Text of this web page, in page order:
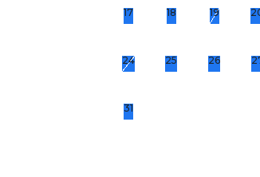
17 18 19
24 25 26
31